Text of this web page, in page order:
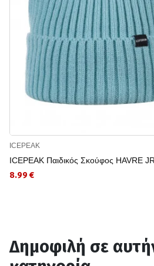
ICEPEAK
ICEPEAK Παιδικός Σκούφος HAVRE JR
8.99 €
Δημοφιλή σε